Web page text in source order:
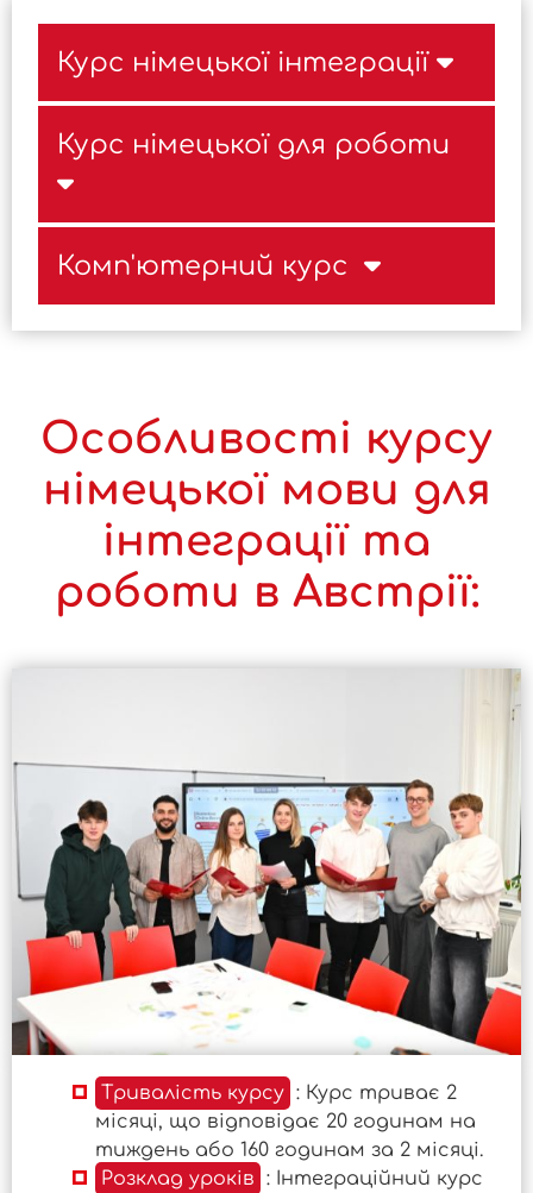
Курс німецької інтеграції
Курс німецької для роботи
Комп'ютерний курс
Особливості курсу
німецької мови для
інтеграції та
роботи в Австрії:
Тривалість курсу : Курс триває 2
місяці, що відповідає 20 годинам на
тиждень або 160 годинам за 2 місяці.
Розклад уроків
: Інтеграційний курс